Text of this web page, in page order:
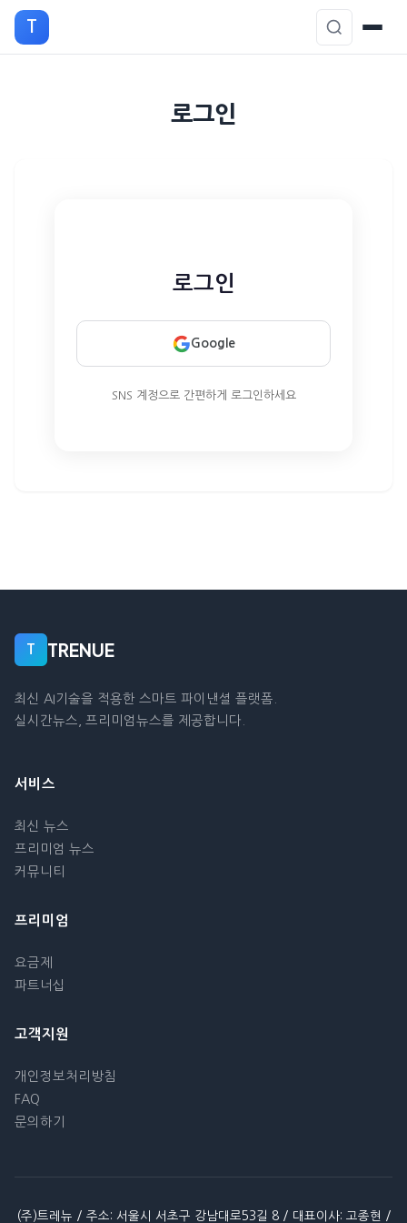
T
로그인
로그인
Google
SNS 계정으로 간편하게 로그인하세요
T TRENUE
최신 AI기술을 적용한 스마트 파이낸셜 플랫폼.
실시간뉴스, 프리미엄뉴스를 제공합니다.
서비스
최신 뉴스
프리미엄 뉴스
커뮤니티
프리미엄
요금제
파트너십
고객지원
개인정보처리방침
FAQ
문의하기
(주)트레뉴 / 주소: 서울시 서초구 강남대로53길 8 / 대표이사: 고종현 /